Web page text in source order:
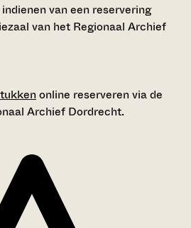
van een reservering
van het Regionaal Archief
online reserveren via de
Archief Dordrecht.